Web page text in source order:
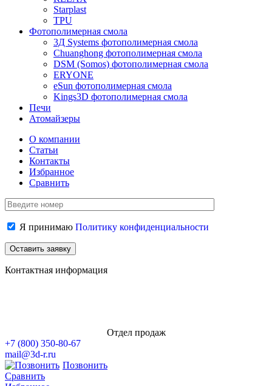
Starplast
TPU
Фотополимерная смола
3Д Systems фотополимерная смола
Chuanghong фотополимерная смола
DSM (Somos) фотополимерная смола
ERYONE
eSun фотополимерная смола
Kings3D фотополимерная смола
Печи
Атомайзеры
О компании
Статьи
Контакты
Избранное
Сравнить
Я принимаю Политику конфиденциальности
Контактная информация
Отдел продаж
+7 (800) 350-80-67
mail@3d-r.ru
Позвонить
Сравнить